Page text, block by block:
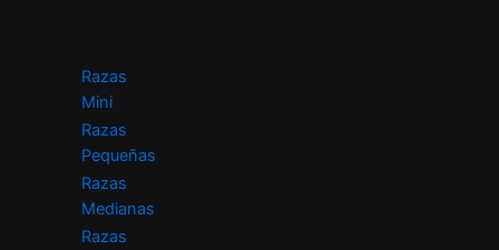
Razas
Mini
Razas
Pequeñas
Razas
Medianas
Razas